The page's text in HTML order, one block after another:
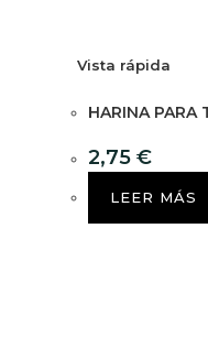
Vista rápida
HARINA PARA
2,75 €
LEER MÁS